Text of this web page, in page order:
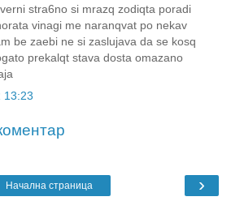
stra6no si mrazq zodiqta poradi
vinagi me naranqvat po nekav
be zaebi ne si zaslujava da se kosq
prekalqt stava dosta omazano
13:23
›
Начална страница